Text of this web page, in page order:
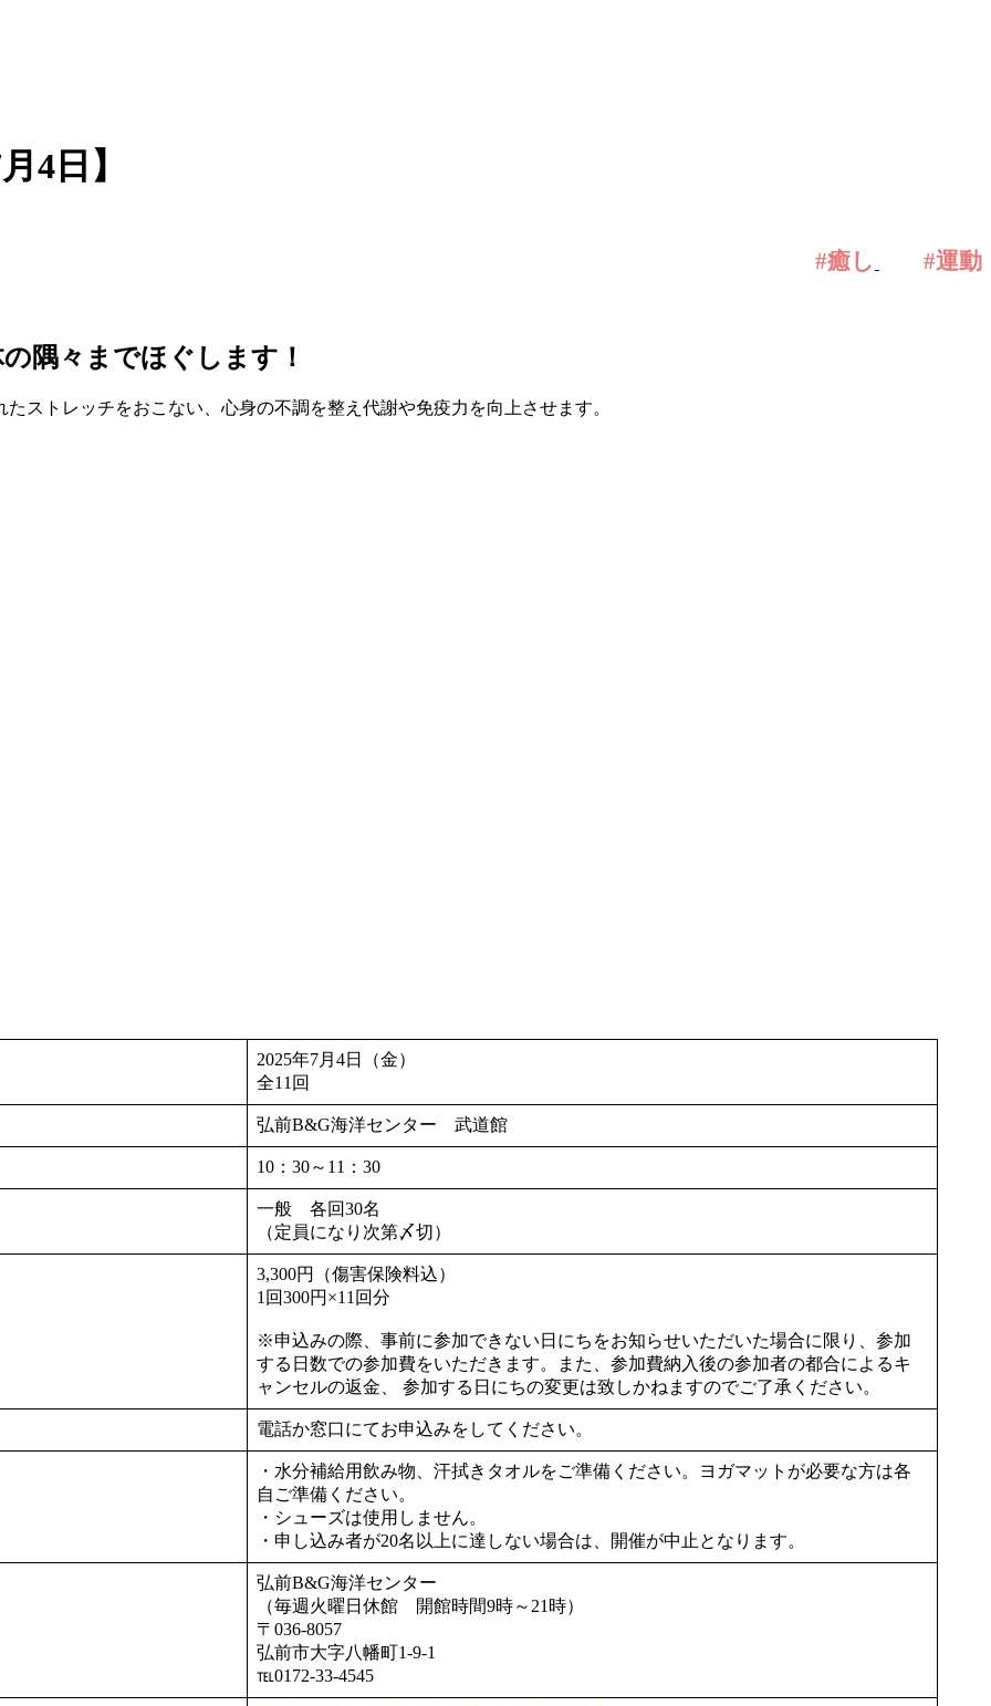
4日】
#癒し #運動
隅々までほぐします！
ストレッチをおこない、心身の不調を整え代謝や免疫力を向上させます。
2025年7月4日（金）
全11回
弘前B&G海洋センター 武道館
10：30～11：30
一般 各回30名
（定員になり次第〆切）
3,300円（傷害保険料込）
1回300円×11回分
※申込みの際、事前に参加できない日にちをお知らせいただいた場合に限り、参加
する日数での参加費をいただきます。また、参加費納入後の参加者の都合によるキ
ャンセルの返金、 参加する日にちの変更は致しかねますのでご了承ください。
電話か窓口にてお申込みをしてください。
・水分補給用飲み物、汗拭きタオルをご準備ください。ヨガマットが必要な方は各
自ご準備ください。
・シューズは使用しません。
・申し込み者が20名以上に達しない場合は、開催が中止となります。
弘前B&G海洋センター
（毎週火曜日休館 開館時間9時～21時）
〒036-8057
弘前市大字八幡町1-9-1
℡0172-33-4545